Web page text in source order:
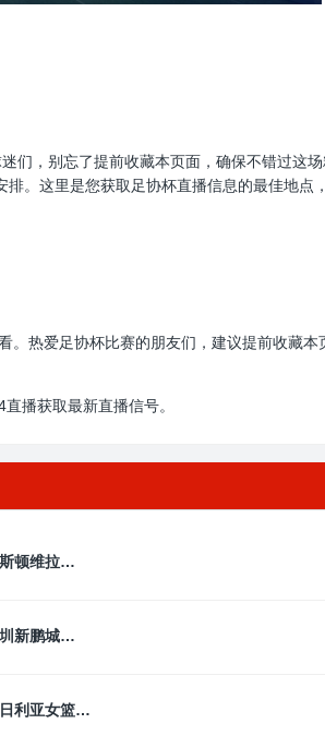
们，别忘了提前收藏本页面，确保不错过这
。这里是您获取足协杯直播信息的最佳地点
。热爱足协杯比赛的朋友们，建议提前收藏本
播获取最新直播信号。
阿斯顿维拉
深圳新鹏城
尼日利亚女篮